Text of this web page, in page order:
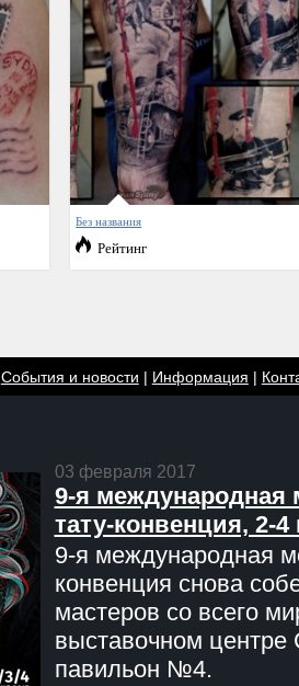
Без названия
Рейтинг
События и новости | Информация |
03 февраля 2017
9-я международная
тату-конвенция, 2-
9-я международная
конвенция снова
мастеров со всего
выставочном центре
павильон №4.